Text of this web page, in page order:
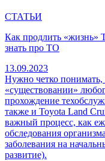
СТАТЬИ
Как продлить «жизнь»
знать про ТО
13.09.2023
Нужно четко
«существовании»
прохождение
также и Toyota Land
важный процесс, как
обследования
заболевания на
развитие).